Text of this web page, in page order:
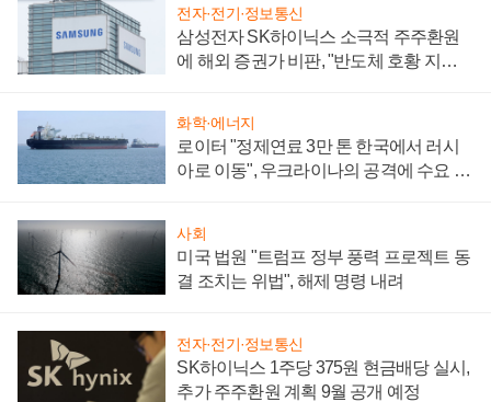
전자·전기·정보통신
삼성전자 SK하이닉스 소극적 주주환원
에 해외 증권가 비판, "반도체 호황 지속
화학·에너지
로이터 "정제연료 3만 톤 한국에서 러시
아로 이동", 우크라이나의 공격에 수요 늘
사회
미국 법원 "트럼프 정부 풍력 프로젝트 동
결 조치는 위법", 해제 명령 내려
전자·전기·정보통신
SK하이닉스 1주당 375원 현금배당 실시,
추가 주주환원 계획 9월 공개 예정